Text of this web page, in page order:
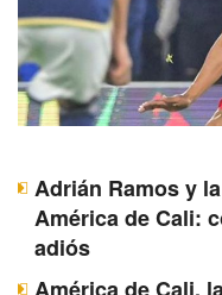
Adrián Ramos y
América de Cali:
adiós